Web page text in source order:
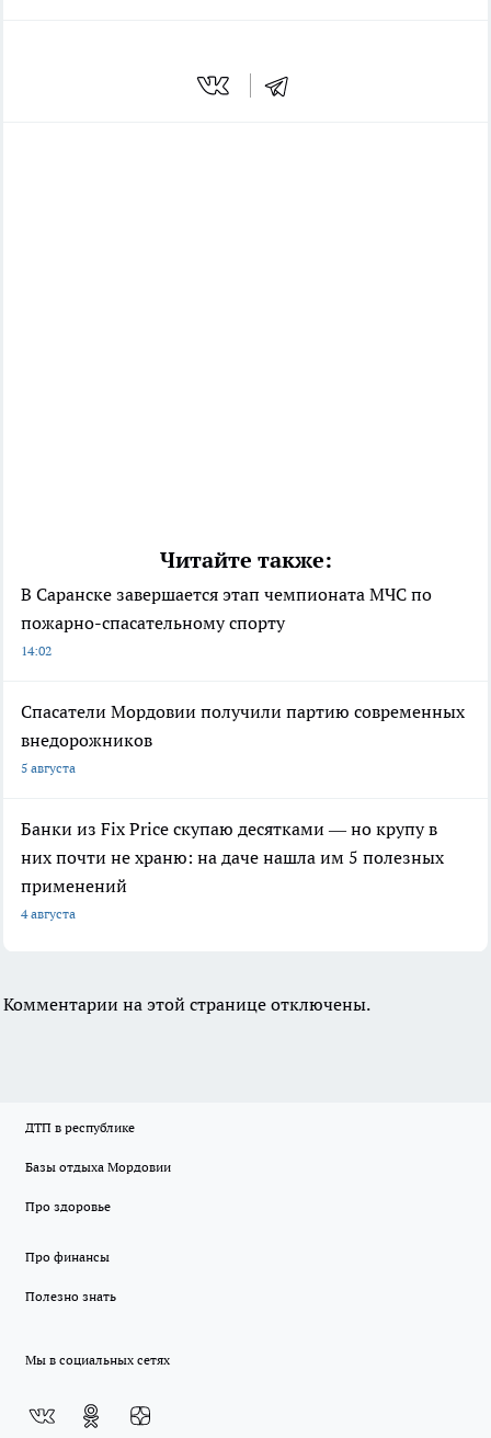
Читайте также:
В Саранске завершается этап чемпионата МЧС по
пожарно-спасательному спорту
14:02
Спасатели Мордовии получили партию современных
внедорожников
5 августа
Банки из Fix Price скупаю десятками — но крупу в
них почти не храню: на даче нашла им 5 полезных
применений
4 августа
Комментарии на этой странице отключены.
ДТП в республике
Базы отдыха Мордовии
Про здоровье
Про финансы
Полезно знать
Мы в социальных сетях